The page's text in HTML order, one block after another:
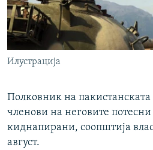
РСЕ веб страници
Илустрација
Полковник на
членови на неговите потесни
киднапирани, соопштија
август.